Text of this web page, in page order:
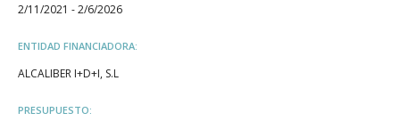
2/11/2021 - 2/6/2026
ENTIDAD FINANCIADORA:
ALCALIBER I+D+I, S.L
PRESUPUESTO: